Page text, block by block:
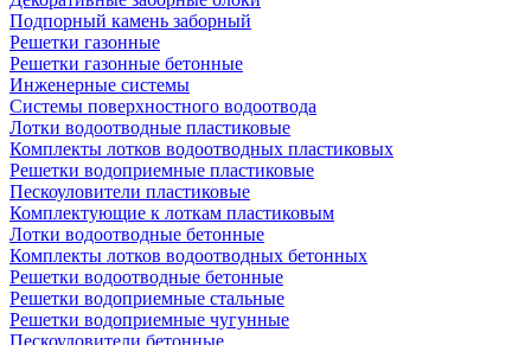
Подпорный камень заборный
Решетки газонные
Решетки газонные бетонные
Инженерные системы
Системы поверхностного водоотвода
Лотки водоотводные пластиковые
Комплекты лотков водоотводных пластиковых
Решетки водоприемные пластиковые
Пескоуловители пластиковые
Комплектующие к лоткам пластиковым
Лотки водоотводные бетонные
Комплекты лотков водоотводных бетонных
Решетки водоотводные бетонные
Решетки водоприемные стальные
Решетки водоприемные чугунные
Пескоуловители бетонные